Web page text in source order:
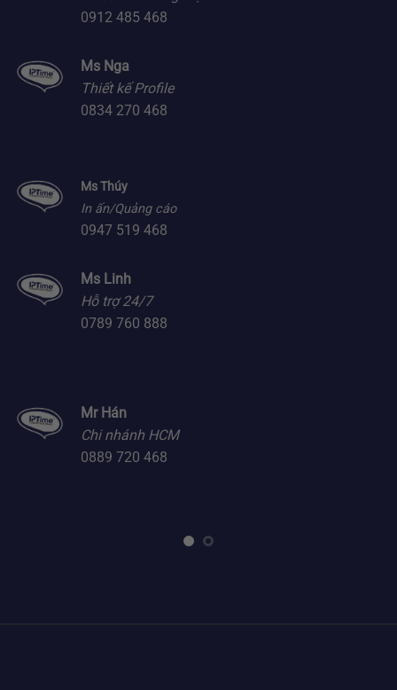
0912 485 468
Ms Nga
Thiết kế Profile
0834 270 468
Ms Thúy
In ấn/Quảng cáo
0947 519 468
Ms Linh
Hỗ trợ 24/7
0789 760 888
Mr Hán
Chi nhánh HCM
0889 720 468